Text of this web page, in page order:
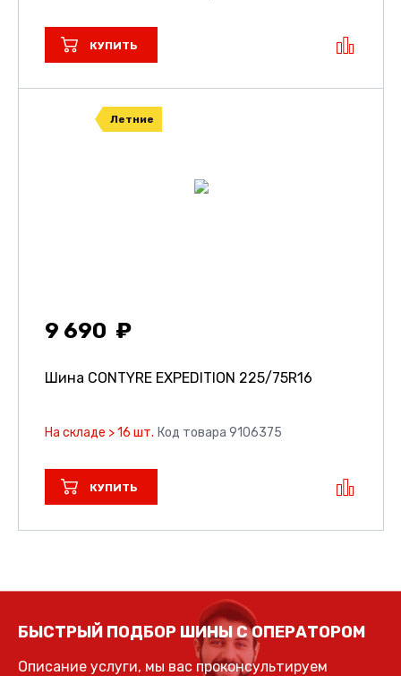
КУПИТЬ
Летние
9 690
Шина CONTYRE EXPEDITION 225/75R16
На складе > 16 шт. Код товара 9106375
КУПИТЬ
БЫСТРЫЙ ПОДБОР ШИНЫ С ОПЕРАТОРОМ
Описание услуги, мы вас проконсультируем